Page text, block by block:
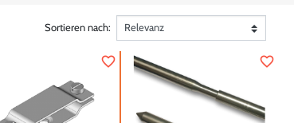
Sortieren nach:
favorite_border favorite_border